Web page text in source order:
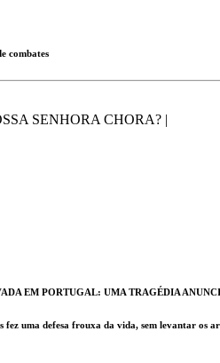
combates
SENHORA CHORA? |
EM PORTUGAL: UMA TRAGÉDIA
fez uma defesa frouxa da vida, sem levantar os